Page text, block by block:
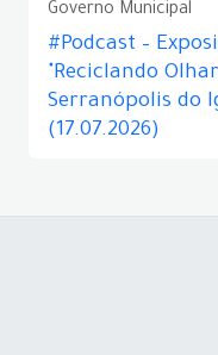
Governo Municipal
#Podcast –
"Reciclando
Serranópolis do
(17.07.2026)